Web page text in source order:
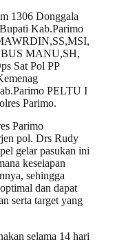
1306 Donggala
Kab.Parimo
MANU,SH,
Sat Pol PP
PELTU I
Parimo.
Parimo
pol. Drs Rudy
gelar pasukan ini
keseiapan
sehingga
dan dapat
serta target yang
selama 14 hari